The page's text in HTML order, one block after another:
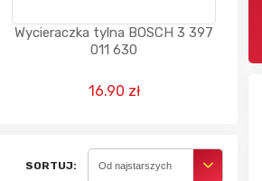
Wycieraczka tylna BOSCH 3 397
011 630
16.90 zł
SORTUJ: Od najstarszych
Czy moze ktos to jakos logicznie